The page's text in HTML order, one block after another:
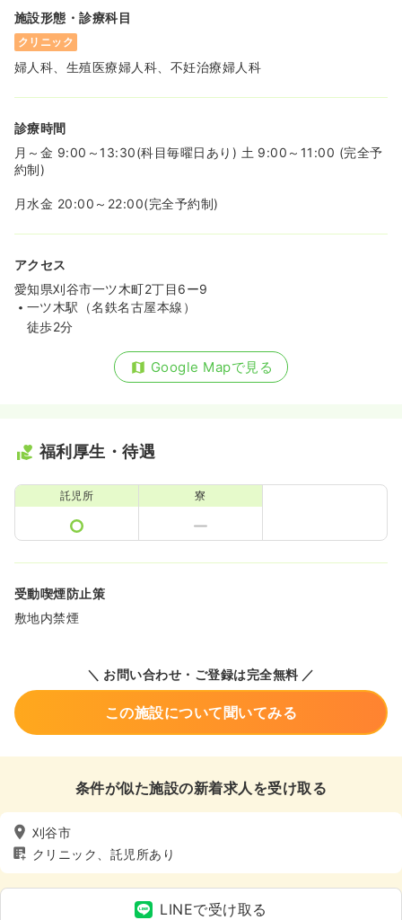
施設形態・診療科目
クリニック
婦人科、生殖医療婦人科、不妊治療婦人科
診療時間
月～金 9:00～13:30(科目毎曜日あり) 土 9:00～11:00 (完全予
約制)
月水金 20:00～22:00(完全予約制)
アクセス
愛知県刈谷市一ツ木町2丁目6ー9
一ツ木駅（名鉄名古屋本線）
徒歩2分
Google Mapで見る
福利厚生・待遇
託児所 寮
受動喫煙防止策
敷地内禁煙
＼ お問い合わせ・ご登録は完全無料 ／
この施設について聞いてみる
条件が似た施設の新着求人を受け取る
刈谷市
クリニック、託児所あり
LINEで受け取る